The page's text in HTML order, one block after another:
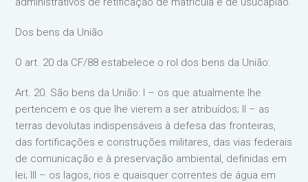
Dos bens da União
O art. 20 da CF/88 estabelece o rol dos bens da União:
Art. 20. São bens da União: I – os que atualmente lhe
pertencem e os que lhe vierem a ser atribuídos; II – as
terras devolutas indispensáveis à defesa das fronteiras,
das fortificações e construções militares, das vias federais
de comunicação e à preservação ambiental, definidas em
lei; III – os lagos, rios e quaisquer correntes de água em